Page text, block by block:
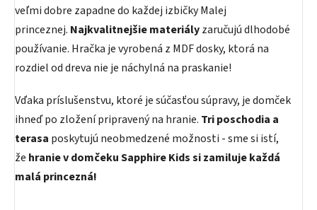
veľmi dobre zapadne do každej izbičky Malej
princeznej. Najkvalitnejšie materiályzaručujú dlhodobé
používanie. Hračka je vyrobená z MDF dosky, ktorá na
rozdiel od dreva nie je náchylná na praskanie!
Vďaka príslušenstvu, ktoré je súčasťou súpravy, je domček
ihneď po zložení pripravený na hranie. Tri poschodia a
terasa poskytujú neobmedzené možnosti - sme si istí,
že hranie v domčeku Sapphire Kids si zamiluje každá
malá princezná!